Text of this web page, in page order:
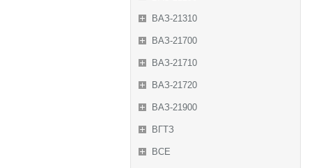
ВАЗ-21310
ВАЗ-21700
ВАЗ-21710
ВАЗ-21720
ВАЗ-21900
ВГТЗ
ВСЕ